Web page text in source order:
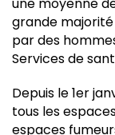
une moyenne
grande
par des
Services de
Depuis le 1er
tous les
espaces